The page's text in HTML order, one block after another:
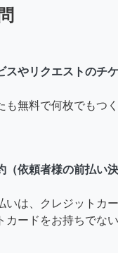
スやリクエストのチ
も無料で何枚でもつ
（依頼者様の前払い
いは、クレジットカ
カードをお持ちでな